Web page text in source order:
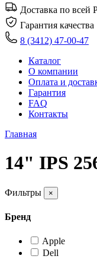
Доставка по всей
Гарантия качества
8 (3412) 47-00-47
Каталог
О компании
Оплата и
Гарантия
FAQ
Контакты
Главная
14" IPS
Фильтры ×
Бренд
Apple
Dell